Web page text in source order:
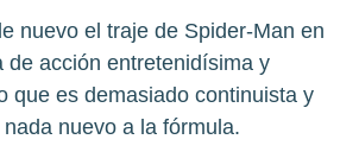
nuevo el traje de Spider-Man en
de acción entretenidísima y
que es demasiado continuista y
nuevo a la fórmula.